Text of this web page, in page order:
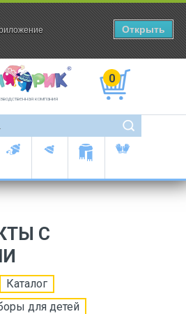
компания
0
С
Каталог
для детей
Открыть